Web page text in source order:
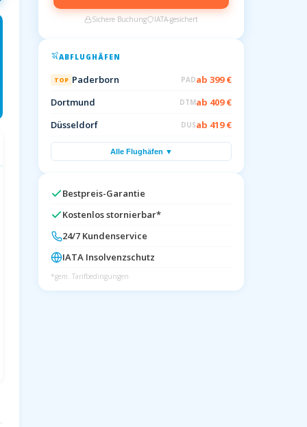
Sichere Buchung IATA-gesichert
ABFLUGHÄFEN
TOP Paderborn PADab 399 €
Dortmund
DTMab 409 €
Düsseldorf
DUSab 419 €
Alle Flughäfen ▼
Bestpreis-Garantie
Kostenlos stornierbar*
24/7 Kundenservice
IATA Insolvenzschutz
*gem. Tarifbedingungen